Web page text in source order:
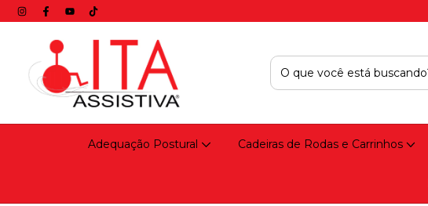
Adequação Postural Cadeiras de Rodas e Carrinhos